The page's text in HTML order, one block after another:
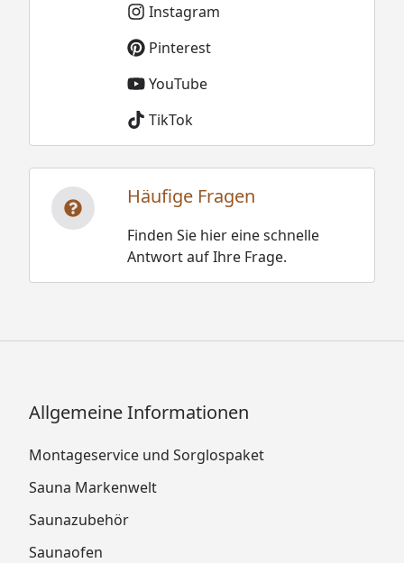
Instagram
Pinterest
YouTube
TikTok
Häufige Fragen
Finden Sie hier eine schnelle
Antwort auf Ihre Frage.
Allgemeine Informationen
Montageservice und Sorglospaket
Sauna Markenwelt
Saunazubehör
Saunaofen